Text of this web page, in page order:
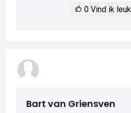
0 Vind ik leuk
Bart van Griensven